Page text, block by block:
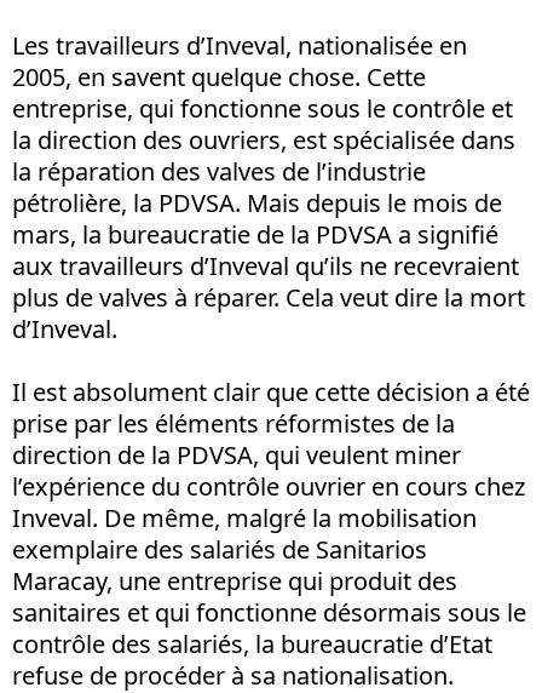
Les travailleurs d’Inveval, nationalisée en
2005, en savent quelque chose. Cette
entreprise, qui fonctionne sous le contrôle et
la direction des ouvriers, est spécialisée dans
la réparation des valves de l’industrie
pétrolière, la PDVSA. Mais depuis le mois de
mars, la bureaucratie de la PDVSA a signifié
aux travailleurs d’Inveval qu’ils ne recevraient
plus de valves à réparer. Cela veut dire la mort
d’Inveval.
Il est absolument clair que cette décision a été
prise par les éléments réformistes de la
direction de la PDVSA, qui veulent miner
l’expérience du contrôle ouvrier en cours chez
Inveval. De même, malgré la mobilisation
exemplaire des salariés de Sanitarios
Maracay, une entreprise qui produit des
sanitaires et qui fonctionne désormais sous le
contrôle des salariés, la bureaucratie d’Etat
refuse de procéder à sa nationalisation.